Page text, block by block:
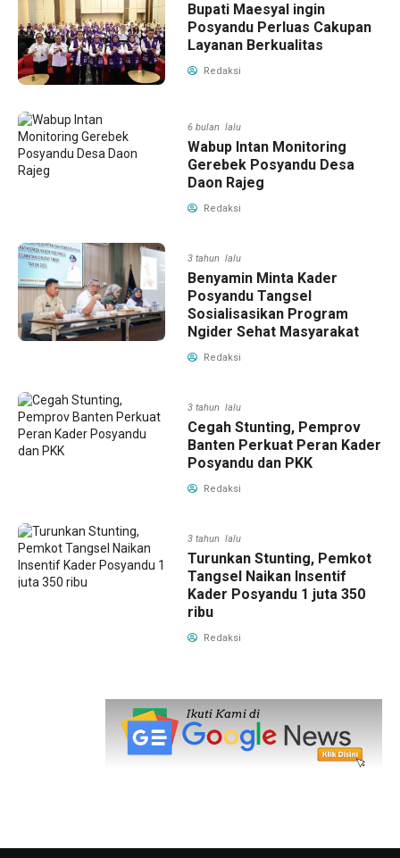
Bupati Maesyal ingin
Posyandu Perluas Cakupan
Layanan Berkualitas
Redaksi
6 bulan lalu
Wabup Intan Monitoring
Gerebek Posyandu Desa
Daon Rajeg
Redaksi
3 tahun lalu
Benyamin Minta Kader
Posyandu Tangsel
Sosialisasikan Program
Ngider Sehat Masyarakat
Redaksi
3 tahun lalu
Cegah Stunting, Pemprov
Banten Perkuat Peran Kader
Posyandu dan PKK
Redaksi
3 tahun lalu
Turunkan Stunting, Pemkot
Tangsel Naikan Insentif
Kader Posyandu 1 juta 350
ribu
Redaksi